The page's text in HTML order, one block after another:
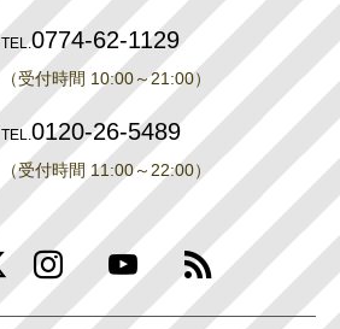
TEL.0774-62-1129
（受付時間 10:00～21:00）
TEL.0120-26-5489
（受付時間 11:00～22:00）